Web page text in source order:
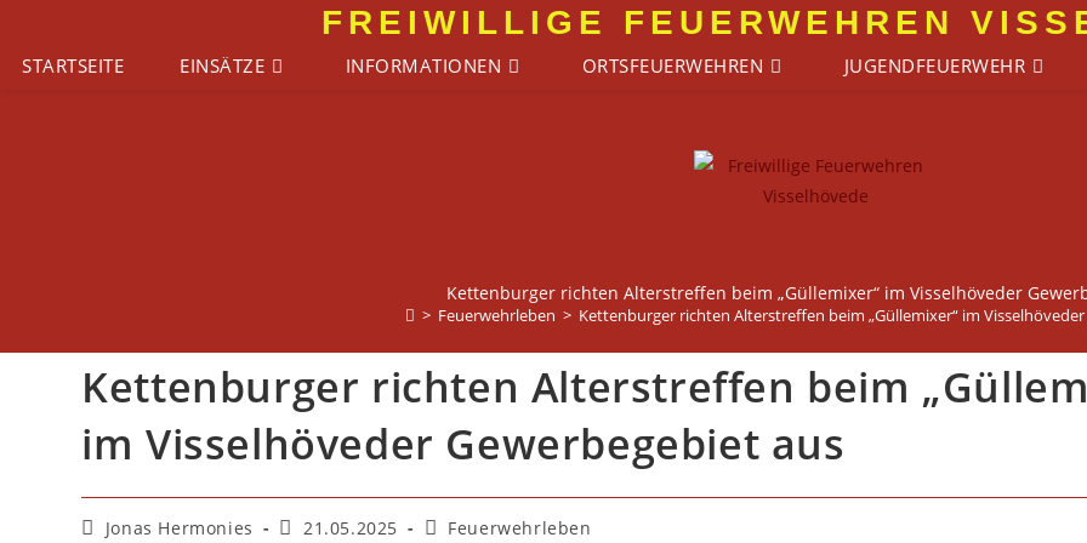
springen
FREIWILLIGE FEUERWEHREN
STARTSEITE EINSÄTZE INFORMATIONEN ORTSFEUERWEHREN JUGENDFEUERWEHR
Kettenburger richten Alterstreffen beim „Güllemixer“ im Visselhöveder
> Feuerwehrleben > Kettenburger richten Alterstreffen beim „Güllemixer“ im
Kettenburger richten Alterstreffen beim
im Visselhöveder Gewerbegebiet aus
Beitrags-
Jonas Hermonies
Beitrag
21.05.2025
Beitrags-
Feuerwehrleben